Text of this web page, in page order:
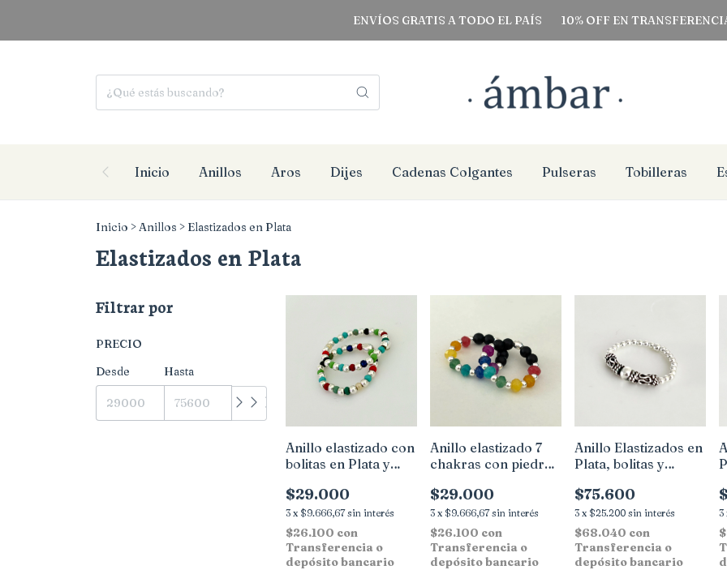
ENVÍOS GRATIS A TODO EL PAÍS 10% OFF EN TRANSFERENCIAS
Inicio Anillos Aros Dijes Cadenas Colgantes Pulseras Tobilleras
Inicio >Anillos > Elastizados en Plata
Elastizados en Plata
Filtrar por
PRECIO
Desde
Hasta
Anillo elastizado con
bolitas en Plata y
$29.000
3 x $9.666,67 sin interés
$26.100 con
Transferencia o
depósito bancario
Anillo elastizado 7
chakras con piedras
y bolitas en Plata
$29.000
3 x $9.666,67 sin interés
$26.100 con
Transferencia o
depósito bancario
Anillo Elastizados en
Plata, bolitas y
$75.600
3 x $25.200 sin interés
$68.040 con
Transferencia o
depósito bancario
3